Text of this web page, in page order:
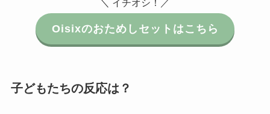
Oisixのおためしセットはこちら
子どもたちの反応は？